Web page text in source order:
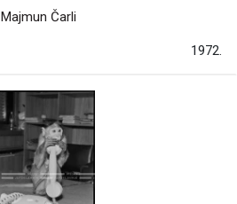
Majmun Čarli
1972.